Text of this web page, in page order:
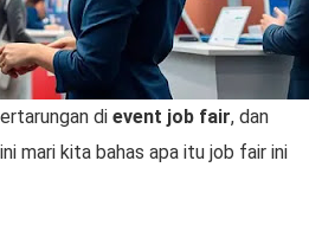
di event job fair, dan
mari kita bahas apa itu job fair ini